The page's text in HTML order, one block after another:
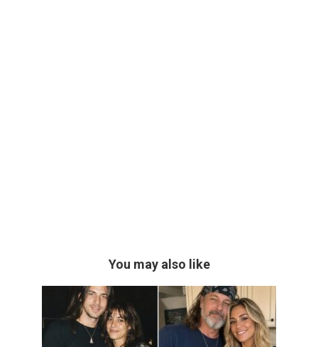
You may also like